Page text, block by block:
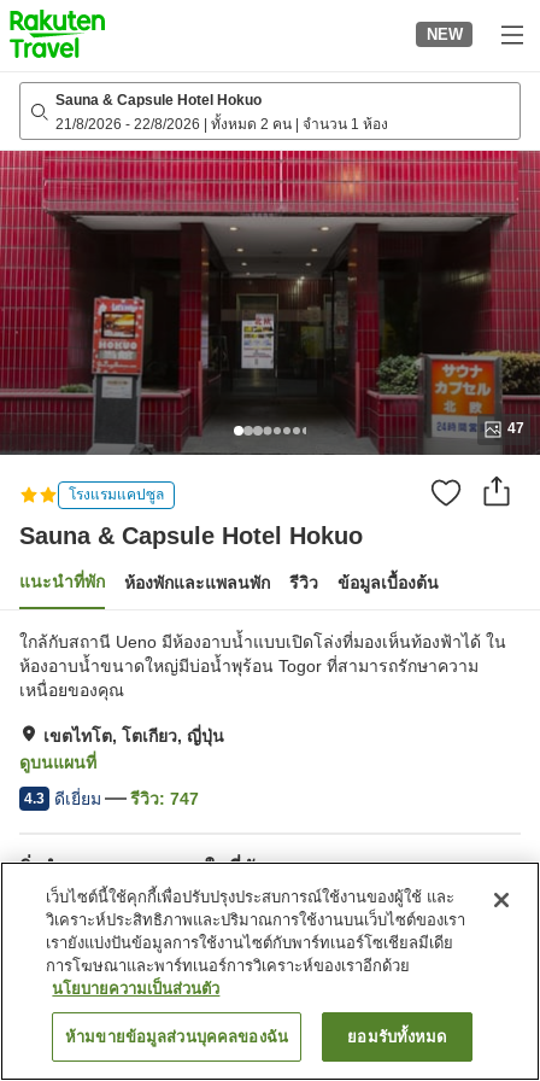
to
top
page
NEW
Sauna & Capsule Hotel Hokuo
21/8/2026 - 22/8/2026 ทั้งหมด 2 คน จำนวน 1 ห้อง
47
โรงแรมแคปซูล
Sauna & Capsule Hotel Hokuo
แนะนำที่พัก ห้องพักและแพลนพัก รีวิว ข้อมูลเบื้องต้น
ใกล้กับสถานี Ueno มีห้องอาบน้ำแบบเปิดโล่งที่มองเห็นท้องฟ้าได้ ใน
ห้องอาบน้ำขนาดใหญ่มีบ่อน้ำพุร้อน Togor ที่สามารถรักษาความ
เหนื่อยของคุณ
เขตไทโต, โตเกียว, ญี่ปุ่น
ดูบนแผนที่
4.3 ดีเยี่ยม รีวิว: 747
สิ่งอำนวยความสะดวกในที่พัก
ซาวน่า
ตู้จำหน่ายอัตโนมัติ
ห้องอาบน้ำเปิดโล่ง (มีบ่อน้ำพุ
ร้อน)
ห้องอาบน้ำใหญ่
หน้าแรก ญี่ปุ่น โตเกียว
เขตไทโต
Sauna & Capsule Hotel Hokuoค้นหาห้องพัก
เว็บไซต์นี้ใช้คุกกี้เพื่อปรับปรุงประสบการณ์ใช้งานของผู้ใช้ และ
วิเคราะห์ประสิทธิภาพและปริมาณการใช้งานบนเว็บไซต์ของเรา
เรายังแบ่งปันข้อมูลการใช้งานไซต์กับพาร์ทเนอร์โซเชียลมีเดีย
การโฆษณาและพาร์ทเนอร์การวิเคราะห์ของเราอีกด้วย
นโยบายความเป็นส่วนตัว
ห้ามขายข้อมูลส่วนบุคคลของฉัน ยอมรับทั้งหมด